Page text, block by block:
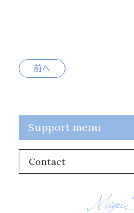
前へ
Support menu
Contact